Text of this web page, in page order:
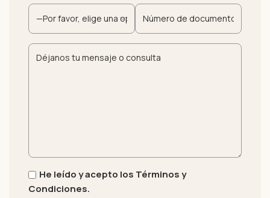
He leído y acepto los Términos y
Condiciones.